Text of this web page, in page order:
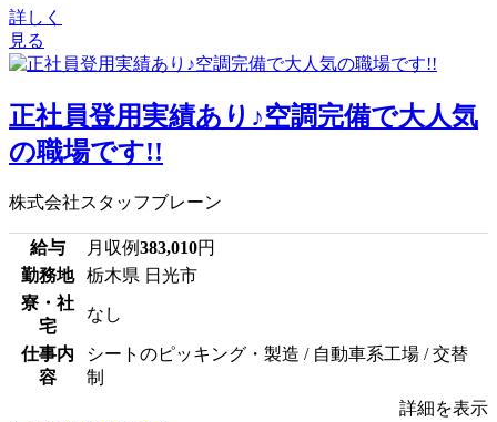
詳しく
見る
正社員登用実績あり♪空調完備で大人気
の職場です!!
株式会社スタッフブレーン
給与 月収例383,010円
勤務地
栃木県 日光市
寮・社
宅
なし
仕事内
容
シートのピッキング・製造 / 自動車系工場 / 交替
制
詳細を表示